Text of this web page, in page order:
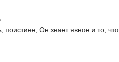
поистине, Он знает явное и то, что